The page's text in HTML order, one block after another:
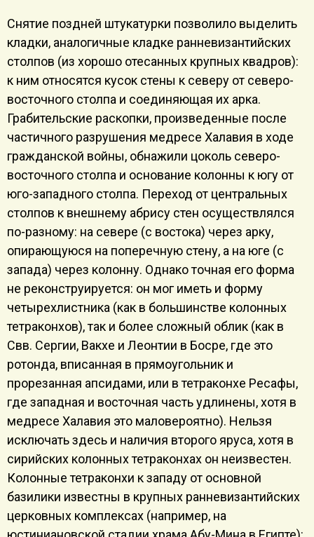
Снятие поздней штукатурки позволило выделить
кладки, аналогичные кладке ранневизантийских
столпов (из хорошо отесанных крупных квадров):
к ним относятся кусок стены к северу от северо-
восточного столпа и соединяющая их арка.
Грабительские раскопки, произведенные после
частичного разрушения медресе Халавия в ходе
гражданской войны, обнажили цоколь северо-
восточного столпа и основание колонны к югу от
юго-западного столпа. Переход от центральных
столпов к внешнему абрису стен осуществлялся
по-разному: на севере (с востока) через арку,
опирающуюся на поперечную стену, а на юге (с
запада) через колонну. Однако точная его форма
не реконструируется: он мог иметь и форму
четырехлистника (как в большинстве колонных
тетраконхов), так и более сложный облик (как в
Свв. Сергии, Вакхе и Леонтии в Босре, где это
ротонда, вписанная в прямоугольник и
прорезанная апсидами, или в тетраконхе Ресафы,
где западная и восточная часть удлинены, хотя в
медресе Халавия это маловероятно). Нельзя
исключать здесь и наличия второго яруса, хотя в
сирийских колонных тетраконхах он неизвестен.
Колонные тетраконхи к западу от основной
базилики известны в крупных ранневизантийских
церковных комплексах (например, на